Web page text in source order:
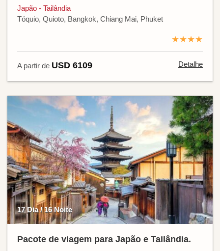
Japão - Tailândia
Tóquio, Quioto, Bangkok, Chiang Mai, Phuket
★★★★
A partir de USD 6109 Detalhe
17 Dia / 16 Noite
Pacote de viagem para Japão e Tailândia.